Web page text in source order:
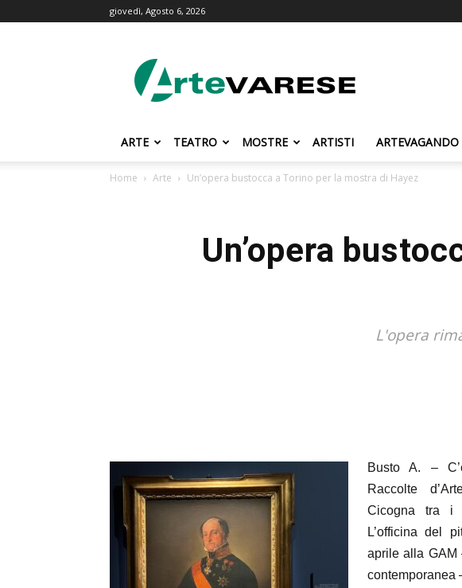
giovedì, Agosto 6, 2026
ARTE TEATRO MOSTRE ARTISTI ARTEVAGANDO
Home Arte Un’opera bustocca a Torino per la mostra di Hayez
Un’opera
L'opera
Busto A. –
Raccolte
Cicogna tra i
L’officina del
aprile alla GAM
contemporanea